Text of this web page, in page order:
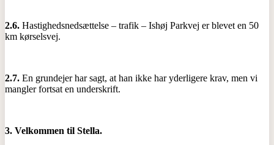
2.6. Hastighedsnedsættelse – trafik – Ishøj Parkvej er blevet en 50
km kørselsvej.
2.7. En grundejer har sagt, at han ikke har yderligere krav, men vi
mangler fortsat en underskrift.
3. Velkommen til Stella.